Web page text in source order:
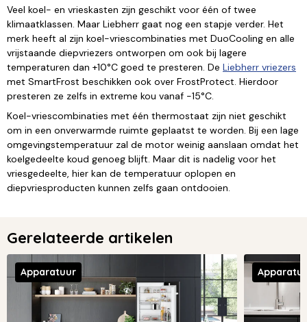
Veel koel- en vrieskasten zijn geschikt voor één of twee
klimaatklassen. Maar Liebherr gaat nog een stapje verder. Het
merk heeft al zijn koel-vriescombinaties met DuoCooling en alle
vrijstaande diepvriezers ontworpen om ook bij lagere
temperaturen dan +10°C goed te presteren. De Liebherr vriezers
met SmartFrost beschikken ook over FrostProtect. Hierdoor
presteren ze zelfs in extreme kou vanaf -15°C.
Koel-vriescombinaties met één thermostaat zijn niet geschikt
om in een onverwarmde ruimte geplaatst te worden. Bij een lage
omgevingstemperatuur zal de motor weinig aanslaan omdat het
koelgedeelte koud genoeg blijft. Maar dit is nadelig voor het
vriesgedeelte, hier kan de temperatuur oplopen en
diepvriesproducten kunnen zelfs gaan ontdooien.
Gerelateerde artikelen
Apparatuur